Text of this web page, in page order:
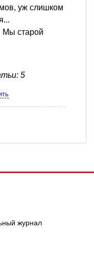
уж слишком
Мы старой
5
журнал